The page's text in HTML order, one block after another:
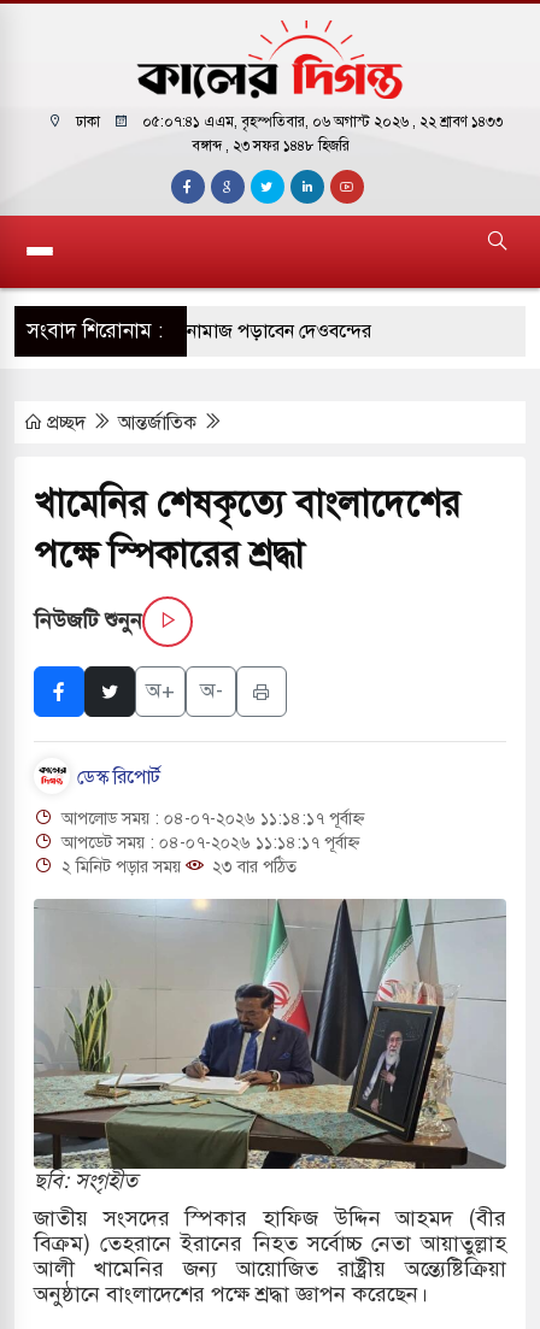
ঢাকা ০৫:০৭:৪২ এএম, বৃহস্পতিবার, ০৬ অগাস্ট ২০২৬ , ২২ শ্রাবণ ১৪৩৩
বঙ্গাব্দ , ২৩ সফর ১৪৪৮ হিজরি
সংবাদ শিরোনাম :
জুমার বয়ান ও নামাজ পড়াবেন দেওবন্দের
ছাড়লেন জনপ্রিয় ভারতীয় সাংবাদিক ময়ূখ রঞ্জন
অ্যারেস্ট আবেদন, বরগুনার এসআইয়ের বিরুদ্ধে
নতুন বাংলাদেশের পথচলার কেন্দ্র হবে: ড.
খাতে সৌদির বিনিয়োগের আহবান প্রধানমন্ত্রীর
ছাত্রদল ও ছাত্রলীগের আচরণ ইসরায়েলের
ঢলে ফুঁসে উঠেছে তিস্তা
মুক্তির দাবিতে পাকিস্তানজুড়ে পিটিআইয়ের আজ
কোরিয়ার ক্ষেপণাস্ত্র ইউনিট মোতায়েন করা হয়েছে:
স্মৃতি জাদুঘরের উদ্বোধন প্রধানমন্ত্রীর
ইয়েমেন উপকূলে হামলার শিকার ভারতীয় জাহাজ
প্রচ্ছদ আন্তর্জাতিক
খামেনির শেষকৃত্যে বাংলাদেশের
পক্ষে স্পিকারের শ্রদ্ধা
নিউজটি শুনুন
অ+ অ-
ডেস্ক রিপোর্ট
আপলোড সময় : ০৪-০৭-২০২৬ ১১:১৪:১৭ পূর্বাহ্ন
আপডেট সময় : ০৪-০৭-২০২৬ ১১:১৪:১৭ পূর্বাহ্ন
২ মিনিট পড়ার সময়
২৩ বার পঠিত
ছবি: সংগৃহীত
জাতীয় সংসদের স্পিকার হাফিজ উদ্দিন আহমদ (বীর
বিক্রম) তেহরানে ইরানের নিহত সর্বোচ্চ নেতা আয়াতুল্লাহ
আলী খামেনির জন্য আয়োজিত রাষ্ট্রীয় অন্ত্যেষ্টিক্রিয়া
অনুষ্ঠানে বাংলাদেশের পক্ষে শ্রদ্ধা জ্ঞাপন করেছেন।